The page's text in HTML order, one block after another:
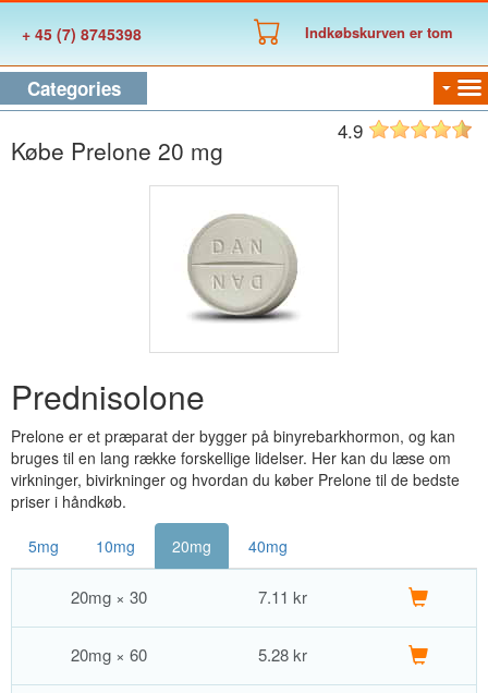
+ 45 (7) 8745398 Indkøbskurven er tom
Categories
Købe Prelone 20 mg
Prednisolone
Prelone er et præparat der bygger på binyrebarkhormon, og kan
bruges til en lang række forskellige lidelser. Her kan du læse om
virkninger, bivirkninger og hvordan du køber Prelone til de bedste
priser i håndkøb.
4.9
5mg 10mg 20mg 40mg
20mg × 30 7.11 kr
20mg × 60 5.28 kr